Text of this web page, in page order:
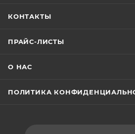
КОНТАКТЫ
ПРАЙС-ЛИСТЫ
О НАС
ПОЛИТИКА